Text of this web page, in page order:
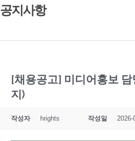
공지사항
[채용공고] 미디어홍보
지)
작성자 hrights 작성일 2026-